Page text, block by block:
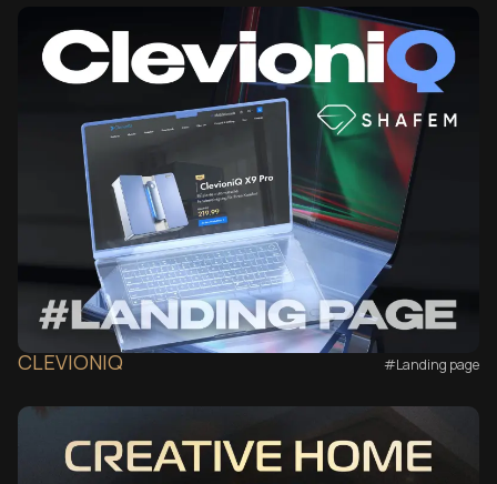
CLEVIONIQ #Landing page